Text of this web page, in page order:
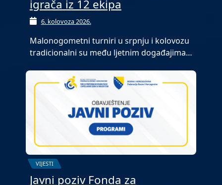
igrača iz 12 ekipa
6. kolovoza 2026.
Malonogometni turniri u srpnju i kolovozu
tradicionalni su među ljetnim događajima…
VIJESTI
Javni poziv Fonda za